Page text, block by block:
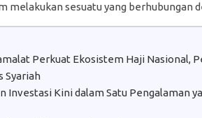
melakukan sesuatu yang berhubungan
Perkuat Ekosistem Haji Nasional,
Syariah
Investasi Kini dalam Satu Pengalaman